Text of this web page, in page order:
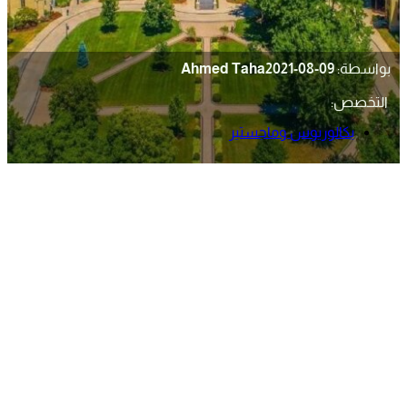
بواسطة: Ahmed Taha2021-08-09
التخصص:
بكالوريوس وماجستير